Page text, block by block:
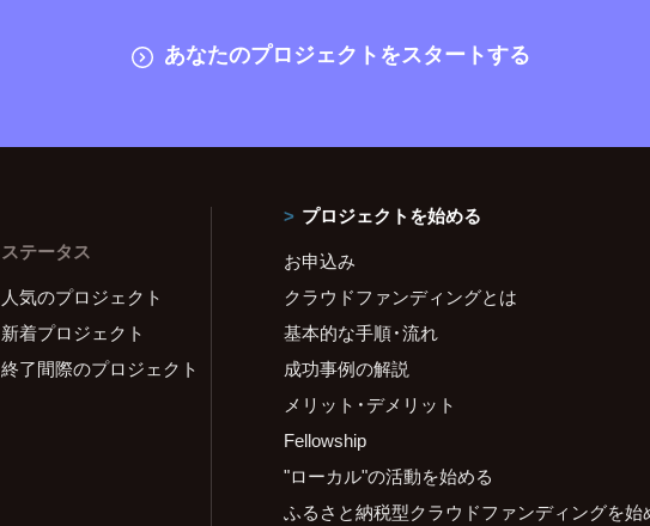
あなたのプロジェクトをスタートする
ステータス
人気のプロジェクト
新着プロジェクト
終了間際のプロジェクト
プロジェクトを始める
お申込み
クラウドファンディングとは
基本的な手順・流れ
成功事例の解説
メリット・デメリット
Fellowship
"ローカル"の活動を始める
ふるさと納税型クラウドファンディングを始